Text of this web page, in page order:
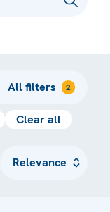
All filters 2
Clear all